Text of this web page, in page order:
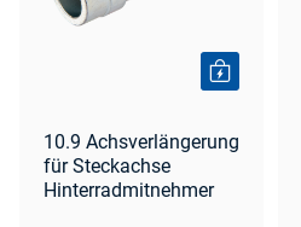
10.9 Achsverlängerung
für Steckachse
Hinterradmitnehmer